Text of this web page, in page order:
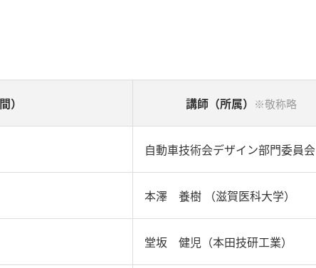
） 講師（所属） ※敬称略
自動車技術会デザイン部門委員会
本澤 養樹 （滋賀医科大学）
堂坂 健児（本田技研工業）